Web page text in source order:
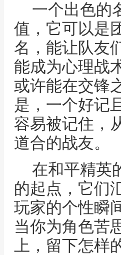
一个出色的
值，它可以是
名，能让队友
能成为心理战
或许能在交锋
是，一个好记
容易被记住，
道合的战友。
在和平精英
的起点，它们
玩家的个性瞬
当你为角色苦
上，留下怎样